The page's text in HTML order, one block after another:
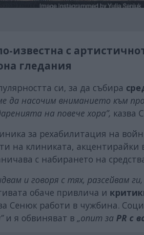
известна с
гледания
си, за да събира
да насочим вниманието към
на повече хора”, казва
за рехабилитация на
на клиниката, акцентирайки
с набирането на
и говоря с тях, разсейвам
обаче привлича и
Сенюк работи в чужбина.
и я обвиняват в „опит за PR с